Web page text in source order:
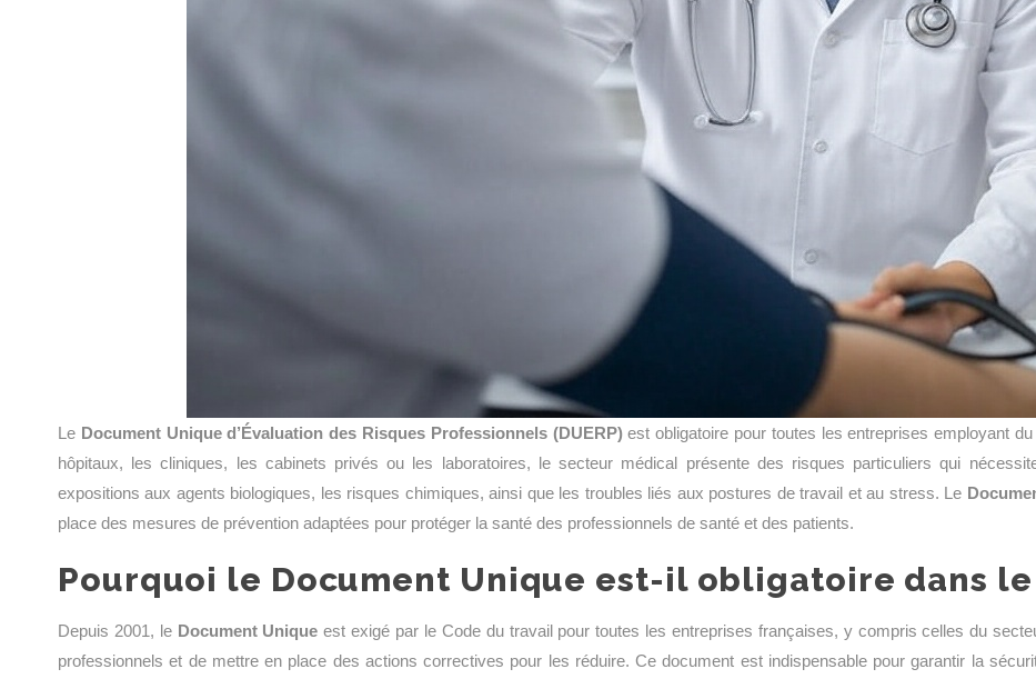
Le Document Unique d’Évaluation des Risques Professionnels (DUERP)est obligatoire pour toutes les entreprises employant
hôpitaux, les cliniques, les cabinets privés ou les laboratoires, le secteur médical présente des risques particuliers qui
expositions aux agents biologiques, les risques chimiques, ainsi que les troubles liés aux postures de travail et au stress. Le
place des mesures de prévention adaptées pour protéger la santé des professionnels de santé et des patients.
Pourquoi le Document Unique est-il obligatoire dans
Depuis 2001, le Document Unique est exigé par le Code du travail pour toutes les entreprises françaises, y compris celles du
professionnels et de mettre en place des actions correctives pour les réduire. Ce document est indispensable pour garantir la